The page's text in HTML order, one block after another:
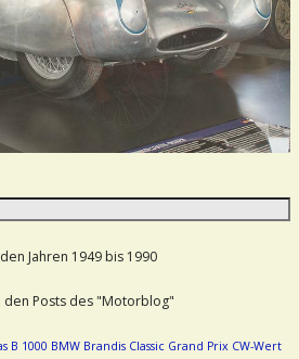
Jahren 1949 bis 1990
Posts des "Motorblog"
B 1000 BMW Brandis Classic Grand Prix CW-Wert